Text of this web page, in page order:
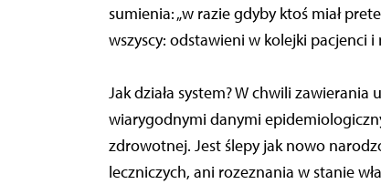
sumienia: „w razie gdyby ktoś miał
wszyscy: odstawieni w kolejki pacjenci
Jak działa system? W chwili
wiarygodnymi danymi
zdrowotnej. Jest ślepy jak nowo
leczniczych, ani rozeznania w stanie